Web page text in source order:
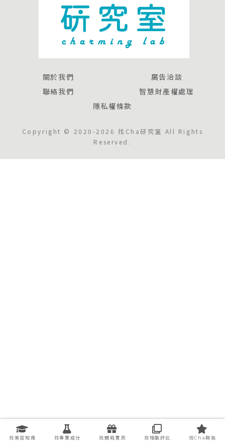
關於我們
廣告洽談
聯絡我們
智慧財產權處理
隱私權條款
Copyright © 2020-2026 找Cha研究室 All Rights
Reserved.
找美容知識 找專業成分 找開箱實測 找殘酷評比 找Cha與我